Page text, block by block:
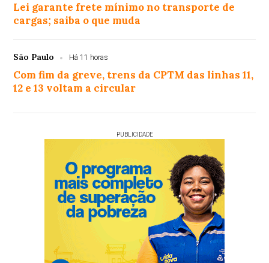
Lei garante frete mínimo no transporte de
cargas; saiba o que muda
São Paulo Há 11 horas
Com fim da greve, trens da CPTM das linhas 11,
12 e 13 voltam a circular
PUBLICIDADE